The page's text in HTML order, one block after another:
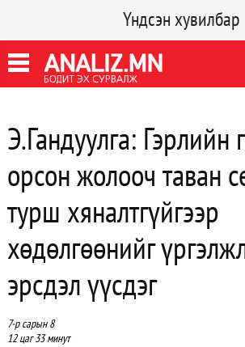
Үндсэн хувилбар
Э.Гандуулга: Гэрлийн
орсон жолооч таван
турш хяналтгүйгээр
хөдөлгөөнийг
эрсдэл үүсдэг
7-р сарын 8
12 цаг 33 минут